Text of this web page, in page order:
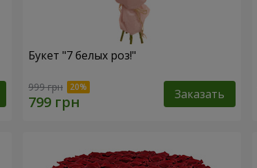
Букет "7 белых роз!"
999 грн Заказать